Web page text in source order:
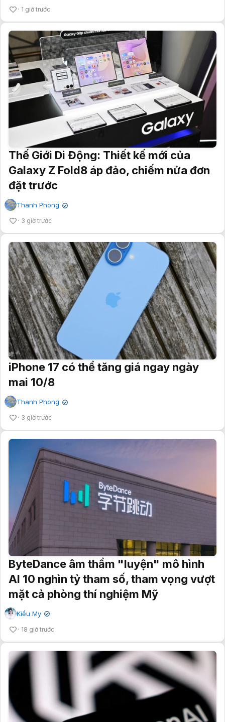
1 giờ trước
Thế Giới Di Động: Thiết kế mới của
Galaxy Z Fold8 áp đảo, chiếm nửa đơn
đặt trước
Thanh Phong ✔
3 giờ trước
iPhone 17 có thể tăng giá ngay ngày
mai 10/8
Thanh Phong ✔
3 giờ trước
ByteDance âm thầm "luyện" mô hình
AI 10 nghìn tỷ tham số, tham vọng vượt
mặt cả phòng thí nghiệm Mỹ
Kiều My ✔
18 giờ trước